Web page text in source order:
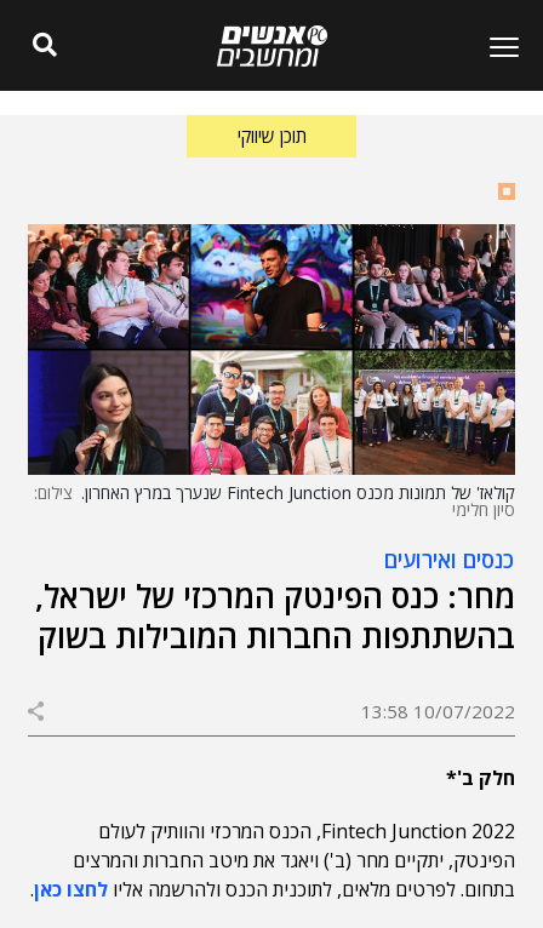
תוכן שיווקי
קולאז' של תמונות מכנס Fintech Junction שנערך במרץ האחרון. צילום:
סיון חלימי
כנסים ואירועים
מחר: כנס הפינטק המרכזי של ישראל,
בהשתתפות החברות המובילות בשוק
10/07/2022 13:58
חלק ב'*
Fintech Junction 2022, הכנס המרכזי והוותיק לעולם
הפינטק, יתקיים מחר (ב') ויאגד את מיטב החברות והמרצים
בתחום. לפרטים מלאים, לתוכנית הכנס ולהרשמה אליו לחצו כאן.